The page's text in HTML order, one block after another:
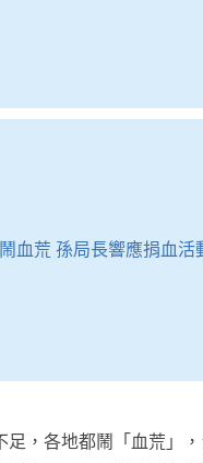
足，各地都鬧「血荒」